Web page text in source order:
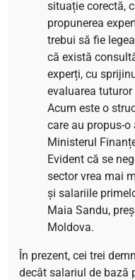
situație corectă,
propunerea
trebui să fie
că există
experți, cu
evaluarea
Acum este o
care au propus-o
Ministerul
Evident că se
sector vrea mai
și salariile
Maia Sandu,
Moldova.
În prezent, cei trei
decât salariul de bază